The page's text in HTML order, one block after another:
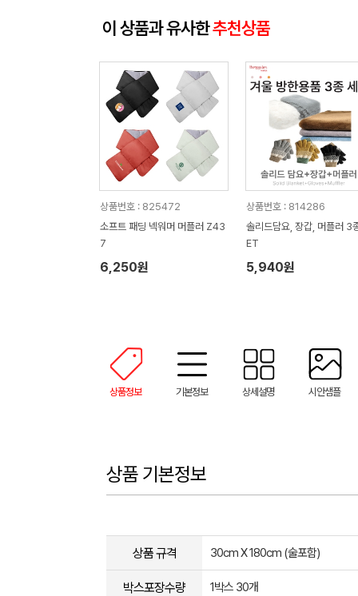
이 상품과 유사한추천상품
상품번호 : 825472
소프트 패딩 넥워머 머플러 Z43
7
6,250원
상품번호 : 814286
솔리드담요, 장갑, 머플러 3
ET
5,940원
상품정보 기본정보 상세설명 시안샘플
상품 기본정보
상품 규격 30cm X 180cm (술포함)
박스포장수량 1박스 30개